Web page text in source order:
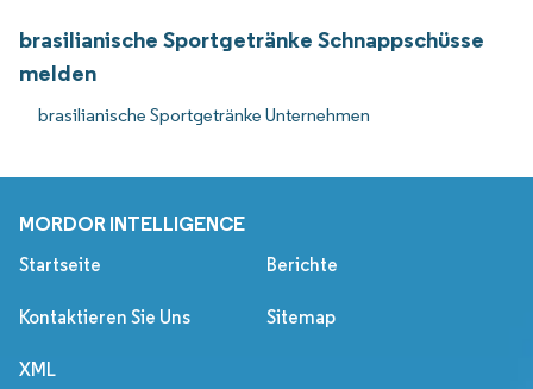
brasilianische Sportgetränke Schnappschüsse
melden
brasilianische Sportgetränke Unternehmen
MORDOR INTELLIGENCE
Startseite Berichte
Kontaktieren Sie Uns Sitemap
XML